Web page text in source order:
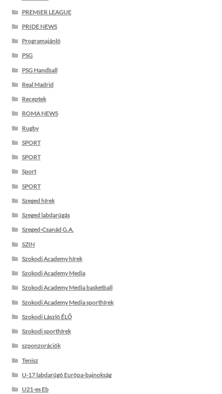
PREMIER LEAGUE
PRIDE NEWS
Programajánló
PSG
PSG Handball
Real Madrid
Receptek
ROMA NEWS
Rugby
SPORT
SPORT
Sport
SPORT
Szeged hírek
Szeged labdarúgás
Szeged-Csanád G.A.
SZIN
Szokodi Academy hírek
Szokodi Academy Media
Szokodi Academy Media basketball
Szokodi Academy Media sporthírek
Szokodi László ÉLŐ
Szokodi sporthírek
szponzorációk
Tenisz
U-17 labdarúgó Európa-bajnokság
U21-es Eb